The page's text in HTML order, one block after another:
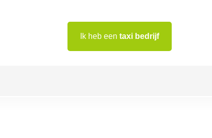
Ik heb een taxi bedrijf